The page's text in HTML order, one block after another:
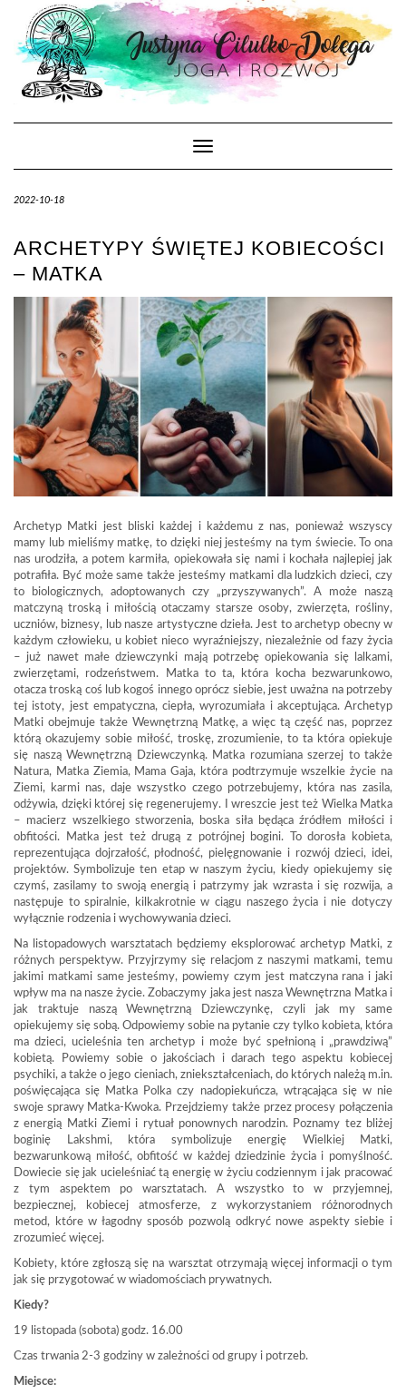
content
Toggle Navigation
2022-10-18
ARCHETYPY ŚWIĘTEJ KOBIECOŚCI
– MATKA
Archetyp Matki jest bliski każdej i każdemu z nas, ponieważ wszyscy
mamy lub mieliśmy matkę, to dzięki niej jesteśmy na tym świecie. To ona
nas urodziła, a potem karmiła, opiekowała się nami i kochała najlepiej jak
potrafiła. Być może same także jesteśmy matkami dla ludzkich dzieci, czy
to biologicznych, adoptowanych czy „przyszywanych”. A może naszą
matczyną troską i miłością otaczamy starsze osoby, zwierzęta, rośliny,
uczniów, biznesy, lub nasze artystyczne dzieła. Jest to archetyp obecny w
każdym człowieku, u kobiet nieco wyraźniejszy, niezależnie od fazy życia
– już nawet małe dziewczynki mają potrzebę opiekowania się lalkami,
zwierzętami, rodzeństwem. Matka to ta, która kocha bezwarunkowo,
otacza troską coś lub kogoś innego oprócz siebie, jest uważna na potrzeby
tej istoty, jest empatyczna, ciepła, wyrozumiała i akceptująca. Archetyp
Matki obejmuje także Wewnętrzną Matkę, a więc tą część nas, poprzez
którą okazujemy sobie miłość, troskę, zrozumienie, to ta która opiekuje
się naszą Wewnętrzną Dziewczynką. Matka rozumiana szerzej to także
Natura, Matka Ziemia, Mama Gaja, która podtrzymuje wszelkie życie na
Ziemi, karmi nas, daje wszystko czego potrzebujemy, która nas zasila,
odżywia, dzięki której się regenerujemy. I wreszcie jest też Wielka Matka
– macierz wszelkiego stworzenia, boska siła będąca źródłem miłości i
obfitości. Matka jest też drugą z potrójnej bogini. To dorosła kobieta,
reprezentująca dojrzałość, płodność, pielęgnowanie i rozwój dzieci, idei,
projektów. Symbolizuje ten etap w naszym życiu, kiedy opiekujemy się
czymś, zasilamy to swoją energią i patrzymy jak wzrasta i się rozwija, a
następuje to spiralnie, kilkakrotnie w ciągu naszego życia i nie dotyczy
wyłącznie rodzenia i wychowywania dzieci.
Na listopadowych warsztatach będziemy eksplorować archetyp Matki, z
różnych perspektyw. Przyjrzymy się relacjom z naszymi matkami, temu
jakimi matkami same jesteśmy, powiemy czym jest matczyna rana i jaki
wpływ ma na nasze życie. Zobaczymy jaka jest nasza Wewnętrzna Matka i
jak traktuje naszą Wewnętrzną Dziewczynkę, czyli jak my same
opiekujemy się sobą. Odpowiemy sobie na pytanie czy tylko kobieta, która
ma dzieci, ucieleśnia ten archetyp i może być spełnioną i „prawdziwą”
kobietą. Powiemy sobie o jakościach i darach tego aspektu kobiecej
psychiki, a także o jego cieniach, zniekształceniach, do których należą m.in.
poświęcająca się Matka Polka czy nadopiekuńcza, wtrącająca się w nie
swoje sprawy Matka-Kwoka. Przejdziemy także przez procesy połączenia
z energią Matki Ziemi i rytuał ponownych narodzin. Poznamy tez bliżej
boginię Lakshmi, która symbolizuje energię Wielkiej Matki,
bezwarunkową miłość, obfitość w każdej dziedzinie życia i pomyślność.
Dowiecie się jak ucieleśniać tą energię w życiu codziennym i jak pracować
z tym aspektem po warsztatach. A wszystko to w przyjemnej,
bezpiecznej, kobiecej atmosferze, z wykorzystaniem różnorodnych
metod, które w łagodny sposób pozwolą odkryć nowe aspekty siebie i
zrozumieć więcej.
Kobiety, które zgłoszą się na warsztat otrzymają więcej informacji o tym
jak się przygotować w wiadomościach prywatnych.
Kiedy?
19 listopada (sobota) godz. 16.00
Czas trwania 2-3 godziny w zależności od grupy i potrzeb.
Miejsce: